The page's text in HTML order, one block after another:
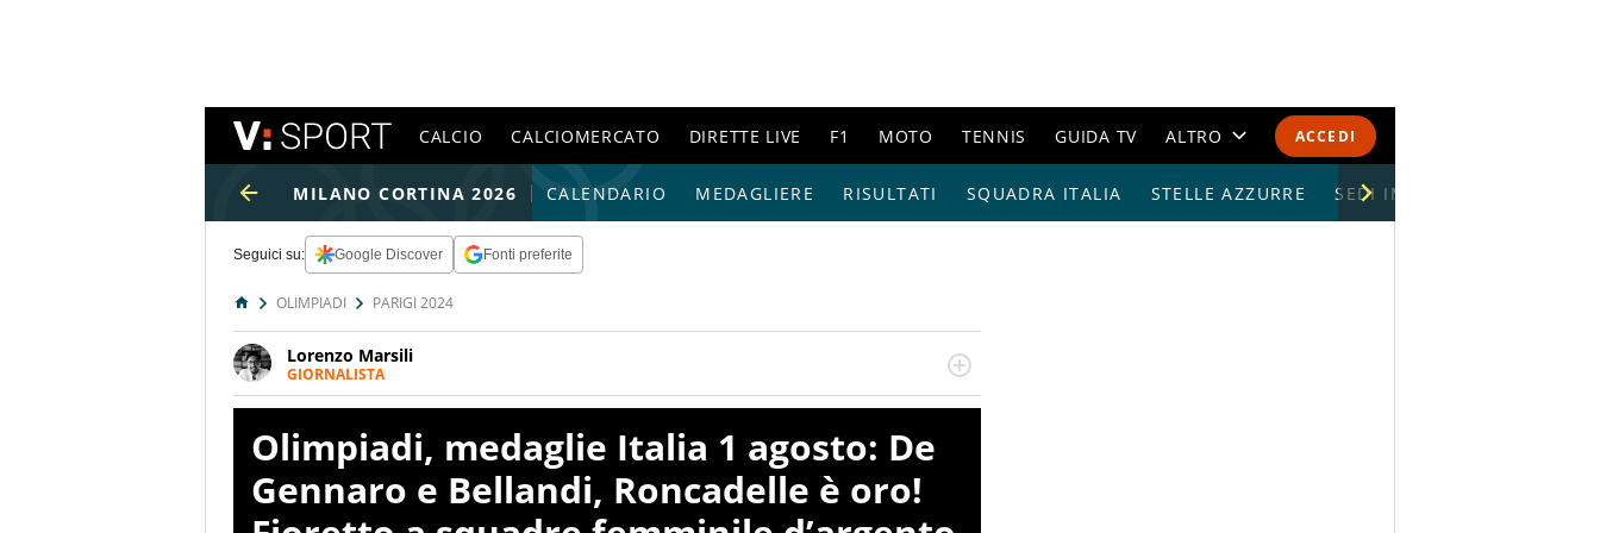
ACCEDI
CALCIO CALCIOMERCATO DIRETTE LIVE F1 MOTO TENNIS GUIDA TV ALTRO
CALENDARI E CLASSIFICHE
MILANO CORTINA 2026 CALENDARIO MEDAGLIERE RISULTATI SQUADRA ITALIA STELLE AZZURRE SEDI IMPIANTI
Seguici su: Google Discover Fonti preferite
OLIMPIADI PARIGI 2024
Lorenzo Marsili
GIORNALISTA
Giornalista pubblicista, redattore, divulgatore. E' una delle anime video del sito:
Olimpiadi, medaglie Italia 1 agosto: De
Gennaro e Bellandi, Roncadelle è oro!